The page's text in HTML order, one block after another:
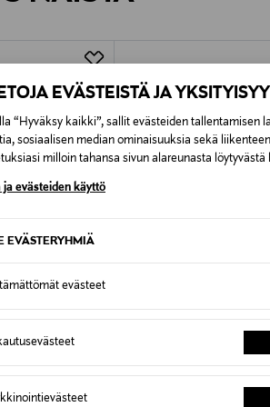
EVÄSTEISTÄ JA
“Hyväksy kaikki”, sallit evästeiden tallentamisen
sosiaalisen median ominaisuuksia sekä
milloin tahansa sivun alareunasta löytyvästä
ja evästeiden käyttö
EVÄSTERYHMIÄ
evästeet
Alk. 6,90
XXS
MOOMIN
Muumi Saari-sadetakki,